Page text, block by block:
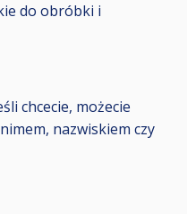
do obróbki i
chcecie, możecie
nazwiskiem czy